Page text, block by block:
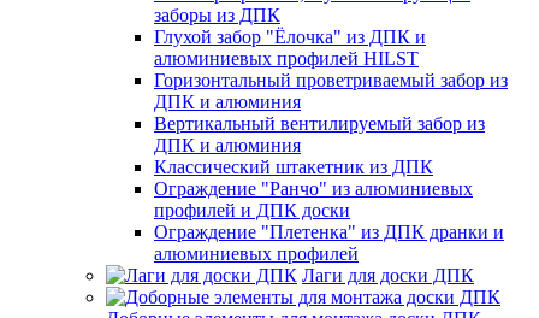
заборы из ДПК
Глухой забор "Ёлочка" из ДПК и
алюминиевых профилей HILST
Горизонтальный проветриваемый забор из
ДПК и алюминия
Вертикальный вентилируемый забор из
ДПК и алюминия
Классический штакетник из ДПК
Ограждение "Ранчо" из алюминиевых
профилей и ДПК доски
Ограждение "Плетенка" из ДПК дранки и
алюминиевых профилей
Лаги для доски ДПК